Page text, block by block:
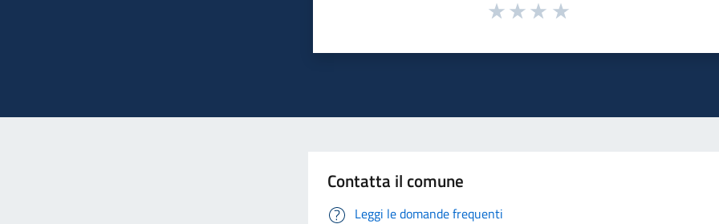
Contatta il comune
Leggi le domande frequenti